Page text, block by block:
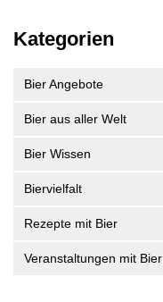
Kategorien
Bier Angebote
Bier aus aller Welt
Bier Wissen
Biervielfalt
Rezepte mit Bier
Veranstaltungen mit Bier